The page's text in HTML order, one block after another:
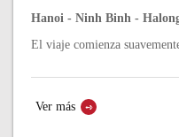
Hanoi - Ninh Binh -
El viaje comienza
tranquilos y calles llenas...
Ver más